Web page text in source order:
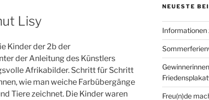
Lisy
Kinder der 2b der
der Anleitung des Künstlers
Afrikabilder. Schritt für Schritt
wie man weiche Farbübergänge
Tiere zeichnet. Die Kinder waren
NEUESTE
Informationen
Freu(n)de